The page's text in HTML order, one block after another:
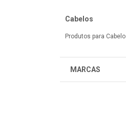
Cabelos
Produtos para Cabelo
MARCAS